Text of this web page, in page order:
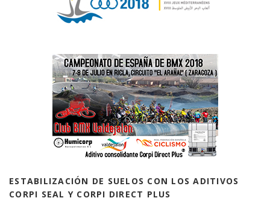
ESTABILIZACIÓN DE SUELOS CON LOS ADITIVOS
CORPI SEAL Y CORPI DIRECT PLUS